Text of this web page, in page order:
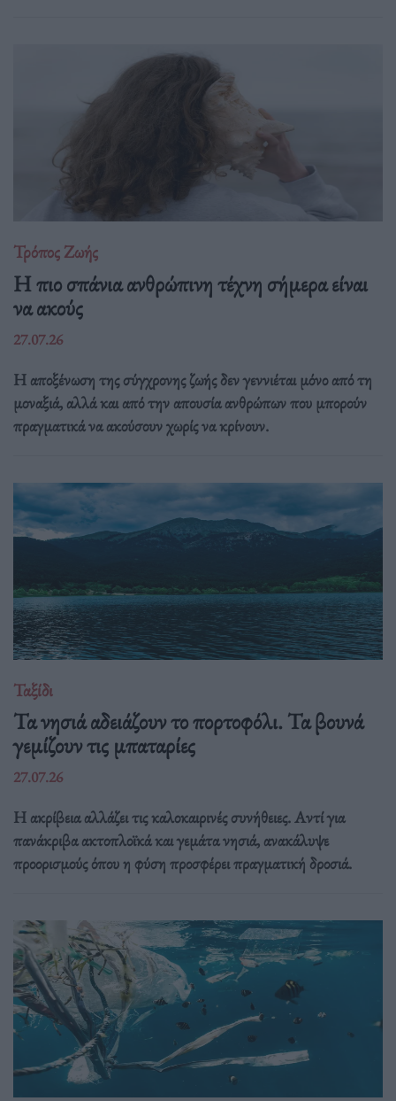
Τρόπος Ζωής
Η πιο σπάνια ανθρώπινη τέχνη σήμερα είναι
να ακούς
27.07.26
Η αποξένωση της σύγχρονης ζωής δεν γεννιέται μόνο από τη
μοναξιά, αλλά και από την απουσία ανθρώπων που μπορούν
πραγματικά να ακούσουν χωρίς να κρίνουν.
Ταξίδι
Τα νησιά αδειάζουν το πορτοφόλι. Τα βουνά
γεμίζουν τις μπαταρίες
27.07.26
Η ακρίβεια αλλάζει τις καλοκαιρινές συνήθειες. Αντί για
πανάκριβα ακτοπλοϊκά και γεμάτα νησιά, ανακάλυψε
προορισμούς όπου η φύση προσφέρει πραγματική δροσιά.